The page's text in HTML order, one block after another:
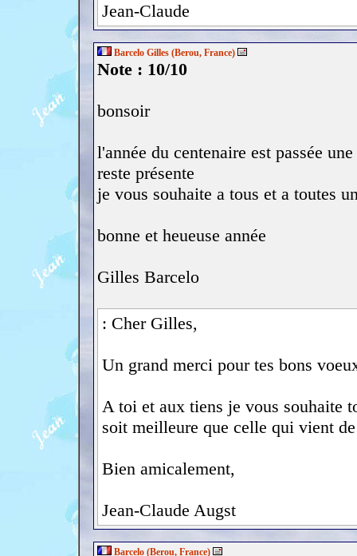
Jean-Claude
Barcelo Gilles (Berou, France)
Note : 10/10
bonsoir
l'année du centenaire est passée
reste présente
je vous souhaite a tous et a toutes
bonne et heueuse année
Gilles Barcelo
: Cher Gilles,
Un grand merci pour tes bons
A toi et aux tiens je vous souhaite
soit meilleure que celle qui vient
Bien amicalement,
Jean-Claude Augst
Barcelo (Berou, France)